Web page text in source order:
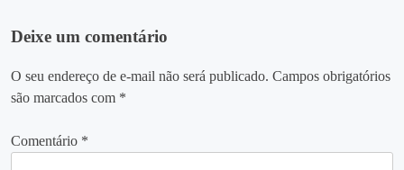
Deixe um comentário
O seu endereço de e-mail não será publicado. Campos obrigatórios
são marcados com *
Comentário *